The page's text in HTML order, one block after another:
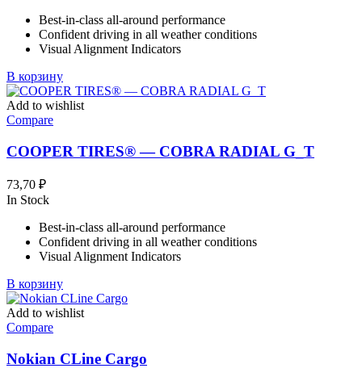
Best-in-class all-around performance
Confident driving in all weather conditions
Visual Alignment Indicators
В корзину
Add to wishlist
Compare
COOPER TIRES® — COBRA RADIAL G_T
73,70 ₽
In Stock
Best-in-class all-around performance
Confident driving in all weather conditions
Visual Alignment Indicators
В корзину
Add to wishlist
Compare
Nokian CLine Cargo